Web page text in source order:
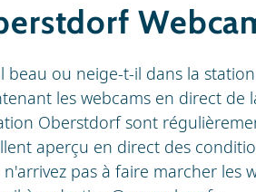
beau ou neige-t-il dans la
les webcams en direct de
Oberstdorf sont
aperçu en direct des
n'arrivez pas à faire marcher les